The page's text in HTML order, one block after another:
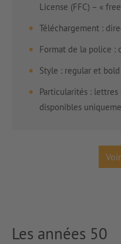
License (FFC) – «
Téléchargement :
Format de la police :
Style : regular et bold
Particularités : lettres
disponibles
Les années 50